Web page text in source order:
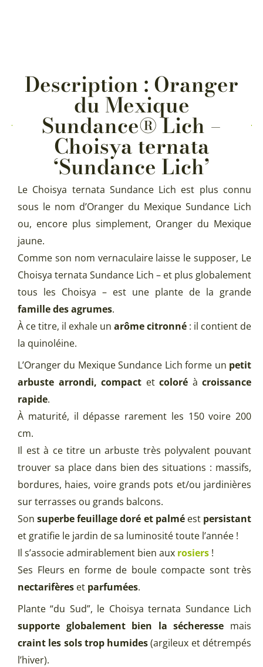
Description : Oranger
du Mexique
Sundance® Lich –
Choisya ternata
‘Sundance Lich’
Le Choisya ternata Sundance Lich est plus connu
sous le nom d’Oranger du Mexique Sundance Lich
ou, encore plus simplement, Oranger du Mexique
jaune.
Comme son nom vernaculaire laisse le supposer, Le
Choisya ternata Sundance Lich – et plus globalement
tous les Choisya – est une plante de la grande
famille des agrumes.
À ce titre, il exhale un arôme citronné : il contient de
la quinoléine.
L’Oranger du Mexique Sundance Lich forme un petit
arbuste arrondi, compact etcoloré à croissance
rapide.
À maturité, il dépasse rarement les 150 voire 200
cm.
Il est à ce titre un arbuste très polyvalent pouvant
trouver sa place dans bien des situations : massifs,
bordures, haies, voire grands pots et/ou jardinières
sur terrasses ou grands balcons.
Sonsuperbe feuillage doré et palméest persistant
et gratifie le jardin de sa luminosité toute l’année !
Il s’associe admirablement bien aux rosiers !
Ses Fleurs en forme de boule compacte sont très
nectarifères et parfumées.
Plante “du Sud”, le Choisya ternata Sundance Lich
supporte globalement bien la sécheresse mais
craint les sols trop humides(argileux et détrempés
l’hiver).